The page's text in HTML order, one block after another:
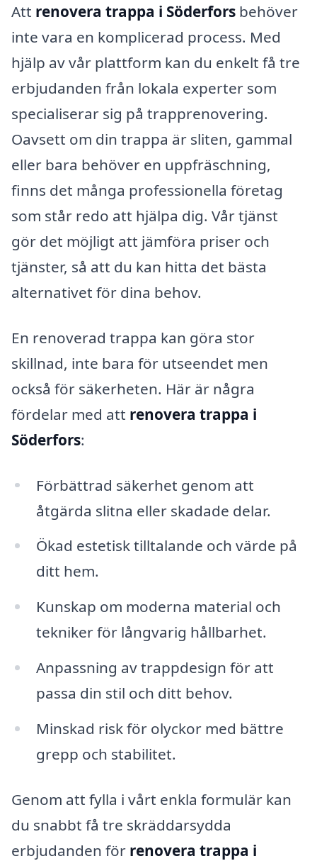
Att renovera trappa i Söderfors behöver
inte vara en komplicerad process. Med
hjälp av vår plattform kan du enkelt få tre
erbjudanden från lokala experter som
specialiserar sig på trapprenovering.
Oavsett om din trappa är sliten, gammal
eller bara behöver en uppfräschning,
finns det många professionella företag
som står redo att hjälpa dig. Vår tjänst
gör det möjligt att jämföra priser och
tjänster, så att du kan hitta det bästa
alternativet för dina behov.
En renoverad trappa kan göra stor
skillnad, inte bara för utseendet men
också för säkerheten. Här är några
fördelar med att renovera trappa i
Söderfors:
Förbättrad säkerhet genom att
åtgärda slitna eller skadade delar.
Ökad estetisk tilltalande och värde på
ditt hem.
Kunskap om moderna material och
tekniker för långvarig hållbarhet.
Anpassning av trappdesign för att
passa din stil och ditt behov.
Minskad risk för olyckor med bättre
grepp och stabilitet.
Genom att fylla i vårt enkla formulär kan
du snabbt få tre skräddarsydda
erbjudanden för renovera trappa i